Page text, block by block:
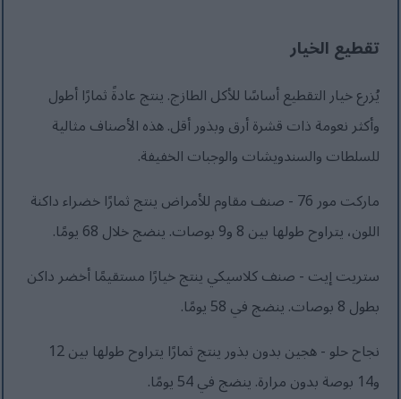
تقطيع الخيار
يُزرع خيار التقطيع أساسًا للأكل الطازج. ينتج عادةً ثمارًا أطول
وأكثر نعومة ذات قشرة أرق وبذور أقل. هذه الأصناف مثالية
للسلطات والسندويشات والوجبات الخفيفة.
ماركت مور 76 - صنف مقاوم للأمراض ينتج ثمارًا خضراء داكنة
اللون، يتراوح طولها بين 8 و9 بوصات. ينضج خلال 68 يومًا.
ستريت إيت - صنف كلاسيكي ينتج خيارًا مستقيمًا أخضر داكن
بطول 8 بوصات. ينضج في 58 يومًا.
نجاح حلو - هجين بدون بذور ينتج ثمارًا يتراوح طولها بين 12
و14 بوصة بدون مرارة. ينضج في 54 يومًا.